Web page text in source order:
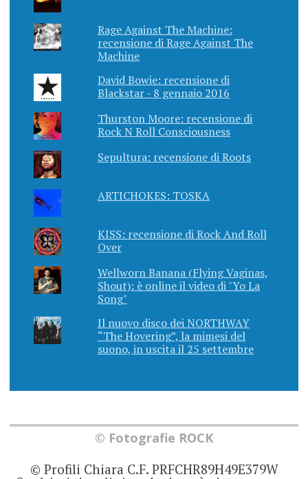
Rage Against The Machine:
recensione di Rage Against The
Machine
David Bowie: recensione di
Blackstar - 8 gennaio 2016
Thurston Moore: recensione di
Rock N Roll Consciousness
Sepultura: recensione di Roots
ARTICHOKES: TOSKA
KISS: recensione di Rock And Roll
Over
Wellworn Banana (Flying Vaginas,
Shout): è online il video di "Yo La
Song"
Il nuovo disco dei NORTHWAY
“The Hovering”, la mimesi del
suono, in uscita il 25 settembre
© Fotografie ROCK
© Profili Chiara C.F. PRFCHR89H49E379W